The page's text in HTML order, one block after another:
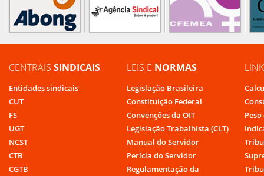
CENTRAIS SINDICAIS
Entidades sindicais
CUT
FS
UGT
NCST
CTB
CGTB
LEIS E NORMAS
Legislação Brasileira
Constituição Federal
Convenções da OIT
Legislação Trabalhista (CLT)
Manual do Servidor
Perícia do Servidor
Regulamentação da